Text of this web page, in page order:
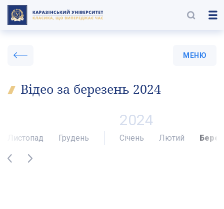
МЕНЮ
Відео за березень 2024
Листопад Грудень
2024
Січень Лютий